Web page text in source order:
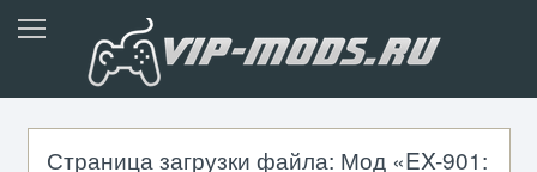
Страница загрузки файла: Мод «EX-901: